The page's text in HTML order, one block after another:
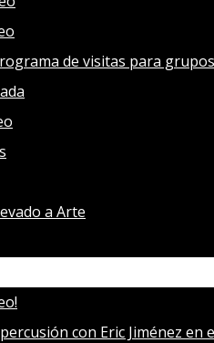
de visitas para
a Arte
con Eric Jiménez en